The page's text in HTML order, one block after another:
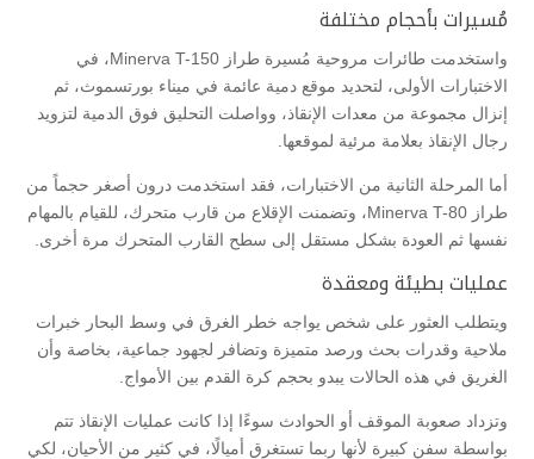
مُسيرات بأحجام مختلفة
واستخدمت طائرات مروحية مُسيرة طراز Minerva T-150، في
الاختبارات الأولى، لتحديد موقع دمية عائمة في ميناء بورتسموث، ثم
إنزال مجموعة من معدات الإنقاذ، وواصلت التحليق فوق الدمية لتزويد
رجال الإنقاذ بعلامة مرئية لموقعها.
أما المرحلة الثانية من الاختبارات، فقد استخدمت درون أصغر حجماً من
طراز Minerva T-80، وتضمنت الإقلاع من قارب متحرك، للقيام بالمهام
نفسها ثم العودة بشكل مستقل إلى سطح القارب المتحرك مرة أخرى.
عمليات بطيئة ومعقدة
ويتطلب العثور على شخص يواجه خطر الغرق في وسط البحار خبرات
ملاحية وقدرات بحث ورصد متميزة وتضافر لجهود جماعية، بخاصة وأن
الغريق في هذه الحالات يبدو بحجم كرة القدم بين الأمواج.
وتزداد صعوبة الموقف أو الحوادث سوءًا إذا كانت عمليات الإنقاذ تتم
بواسطة سفن كبيرة لأنها ربما تستغرق أميالًا، في كثير من الأحيان، لكي